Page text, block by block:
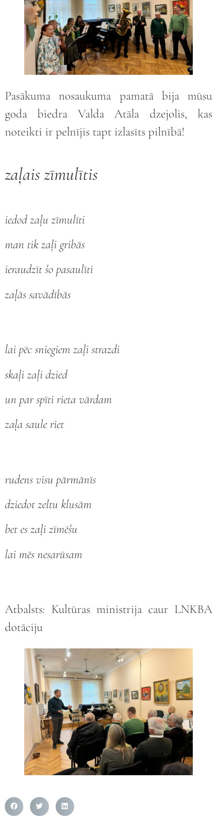
Pasākuma nosaukuma pamatā bija mūsu
goda biedra Valda Atāla dzejolis, kas
noteikti ir pelnījis tapt izlasīts pilnībā!
zaļais zīmulītis
iedod zaļu zīmulīti
man tik zaļi gribās
ieraudzīt šo pasaulīti
zaļās savādībās
lai pēc sniegiem zaļi strazdi
skaļi zaļi dzied
un par spīti rieta vārdam
zaļa saule riet
rudens visu pārmānīs
dziedot zeltu klusām
bet es zaļi zīmēšu
lai mēs nesarūsam
Atbalsts: Kultūras ministrija caur LNKBA
dotāciju